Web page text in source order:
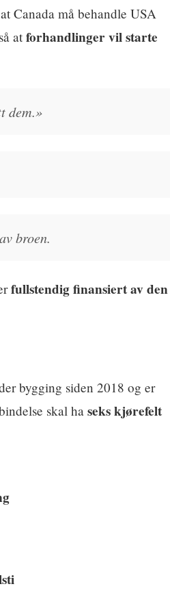
Canada må behandle USA
atforhandlinger vil starte
dem.»
broen.
fullstendig finansiert av den
bygging siden 2018 og er
skal haseks kjørefelt